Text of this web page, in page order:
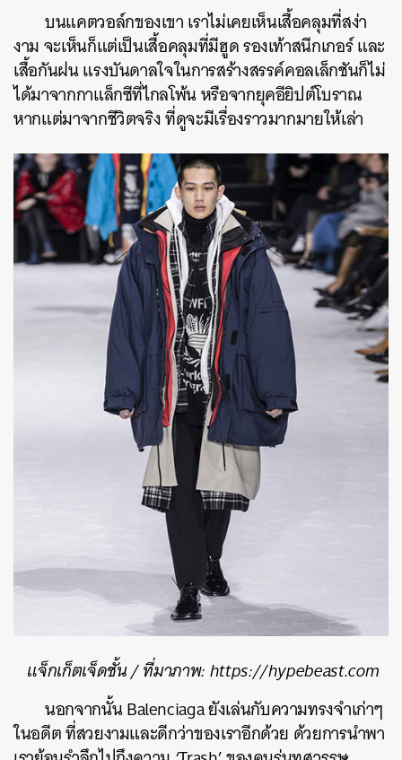
บนแคตวอล์กของเขา เราไม่เคยเห็นเสื้อคลุมที่สง่า
งาม จะเห็นก็แต่เป็นเสื้อคลุมที่มีฮูด รองเท้าสนีกเกอร์ และ
เสื้อกันฝน แรงบันดาลใจในการสร้างสรรค์คอลเล็กชันก็ไม่
ได้มาจากกาแล็กซีที่ไกลโพ้น หรือจากยุคอียิปต์โบราณ
หากแต่มาจากชีวิตจริง ที่ดูจะมีเรื่องราวมากมายให้เล่า
แจ็กเก็ตเจ็ดชั้น / ที่มาภาพ: https://hypebeast.com
นอกจากนั้น Balenciaga ยังเล่นกับความทรงจำเก่าๆ
ในอดีต ที่สวยงามและดีกว่าของเราอีกด้วย ด้วยการนำพา